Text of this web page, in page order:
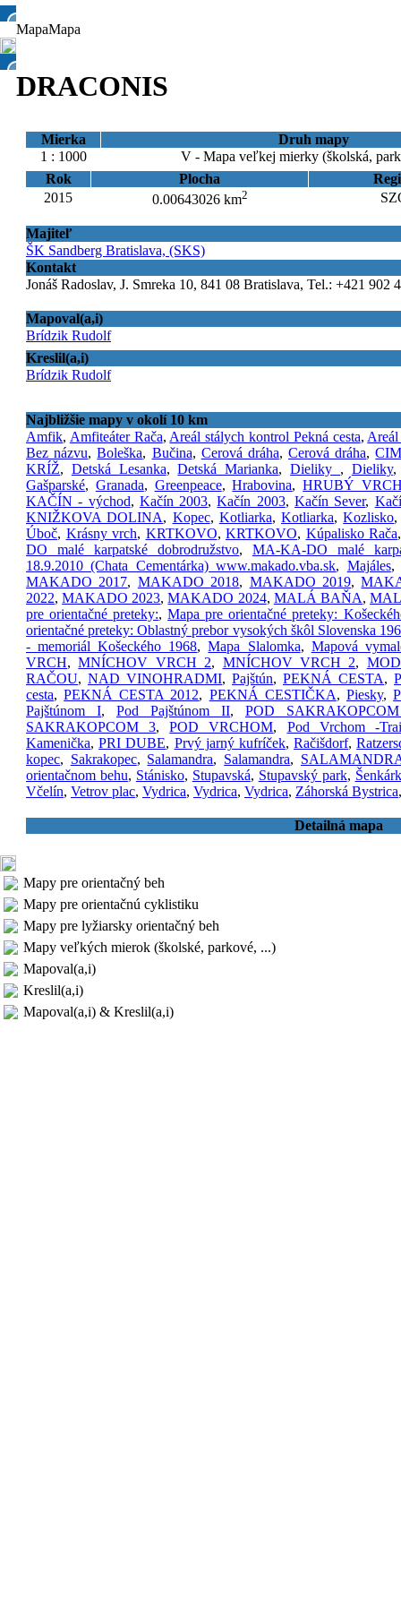
MapaMapa
DRACONIS
Mierka
Druh mapy
1 : 1000
V - Mapa veľkej mierky (školská,
Rok
Plocha
2015
0.00643026 km2
Majiteľ
ŠK Sandberg Bratislava, (SKS)
Kontakt
Jonáš Radoslav, J. Smreka 10, 841 08 Bratislava, Tel.: +421 902
Mapoval(a,i)
Brídzik Rudolf
Kreslil(a,i)
Brídzik Rudolf
Najbližšie mapy v okolí 10 km
Amfik, Amfiteáter Rača,Areál stálych kontrol Pekná cesta,
Bez názvu,Boleška, Bučina, Cerová dráha,Cerová dráha,
KRÍŽ, Detská Lesanka,Detská Marianka,Dieliky , Dieliky
Gašparské, Granada, Greenpeace,Hrabovina,HRUBÝ
KAČÍN - východ, Kačín 2003,Kačín 2003,Kačín Sever,
KNIŽKOVA DOLINA, Kopec, Kotliarka, Kotliarka,Kozlisko
Úboč, Krásny vrch, KRTKOVO, KRTKOVO, Kúpalisko Rača
DO malé karpatské dobrodružstvo, MA-KA-DO malé
18.9.2010 (Chata Cementárka) www.makado.vba.sk, Majáles
MAKADO 2017, MAKADO 2018, MAKADO 2019,
2022,MAKADO 2023,MAKADO 2024, MALÁ BAŇA,
pre orientačné preteky:,Mapa pre orientačné preteky:
orientačné preteky: Oblastný prebor vysokých škôl Slovenska
- memoriál Košeckého 1968,Mapa Slalomka, Mapová
VRCH,MNÍCHOV VRCH 2, MNÍCHOV VRCH 2,
RAČOU, NAD VINOHRADMI, Pajštún, PEKNÁ CESTA,
cesta,PEKNÁ CESTA 2012, PEKNÁ CESTIČKA, Piesky,
Pajštúnom I, Pod Pajštúnom II, POD
SAKRAKOPCOM 3,POD VRCHOM, Pod Vrchom -
Kamenička,PRI DUBE, Prvý jarný kufríček,Račišdorf,
kopec, Sakrakopec, Salamandra, Salamandra,
orientačnom behu, Stánisko, Stupavská, Stupavský park,
Včelín, Vetrov plac, Vydrica, Vydrica, Vydrica, Záhorská Bystrica
Detailná mapa
Mapy pre orientačný beh
Mapy pre orientačnú cyklistiku
Mapy pre lyžiarsky orientačný beh
Mapy veľkých mierok (školské, parkové, ...)
Mapoval(a,i)
Kreslil(a,i)
Mapoval(a,i) & Kreslil(a,i)